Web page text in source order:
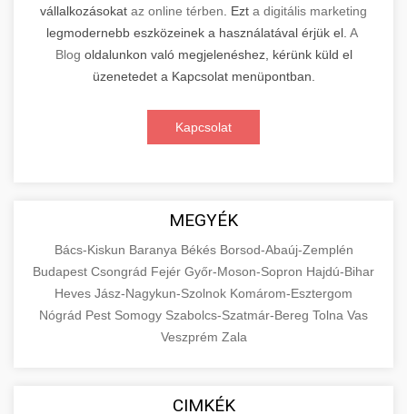
vállalkozásokat az online térben . Ezt a digitális marketing
legmodernebb eszközeinek a használatával érjük el. A
Blog oldalunkon való megjelenéshez, kérünk küld el
üzenetedet a Kapcsolat menüpontban.
Kapcsolat
MEGYÉK
Bács-Kiskun Baranya Békés Borsod-Abaúj-Zemplén
Budapest Csongrád Fejér Győr-Moson-Sopron Hajdú-Bihar
Heves Jász-Nagykun-Szolnok Komárom-Esztergom
Nógrád Pest Somogy Szabolcs-Szatmár-Bereg Tolna Vas
Veszprém Zala
CIMKÉK